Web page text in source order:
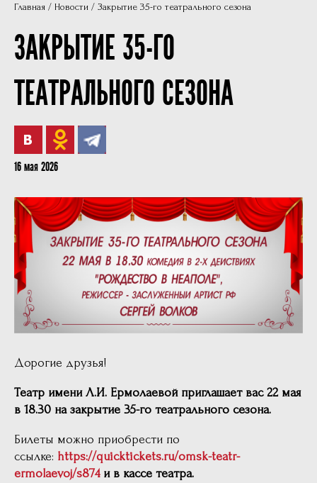
Документы
Нам 30 лет
Главная Новости Закрытие 35-го театрального сезона
ЗАКРЫТИЕ 35-ГО
ТЕАТРАЛЬНОГО СЕЗОНА
16 мая 2026
Дорогие друзья!
Театр имени Л.И. Ермолаевой приглашает вас 22 мая
в 18.30 на закрытие 35-го театрального сезона.
Билеты можно приобрести по
ссылке: https://quicktickets.ru/omsk-teatr-
ermolaevoj/s874и в кассе театра.